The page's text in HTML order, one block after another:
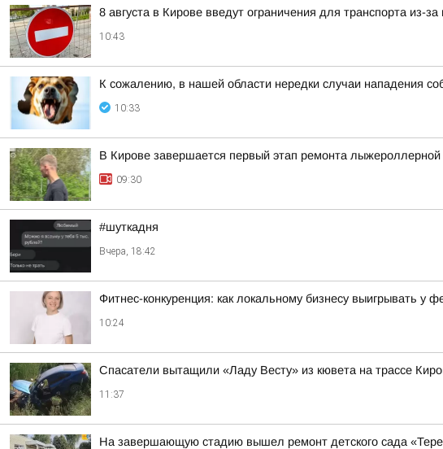
8 августа в Кирове введут ограничения для транспорта из-
10:43
К сожалению, в нашей области нередки случаи нападения
10:33
В Кирове завершается первый этап ремонта лыжероллерной
09:30
#шуткадня
Вчера, 18:42
Фитнес-конкуренция: как локальному бизнесу выигрывать у
10:24
Спасатели вытащили «Ладу Весту» из кювета на трассе
11:37
На завершающую стадию вышел ремонт детского сада